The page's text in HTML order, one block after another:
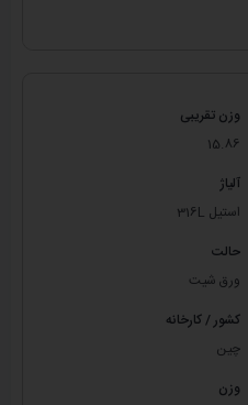
وزن تقریبی
15.86
آلیاژ
استیل 316L
حالت
ورق شیت
کشور / کارخانه
چین
وزن